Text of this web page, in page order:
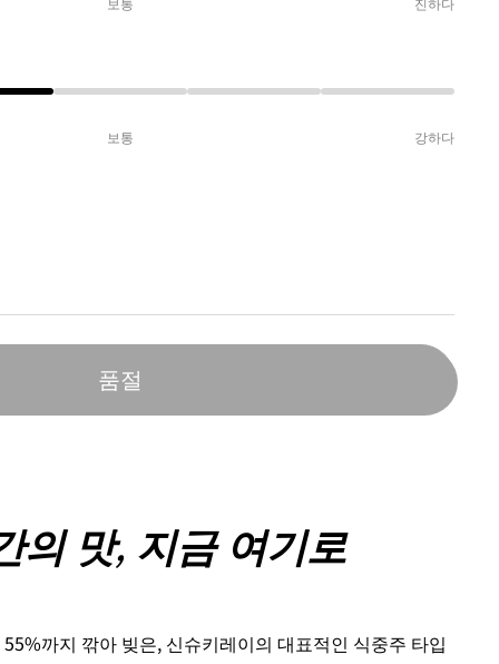
보통 강하다
품절
의 맛, 지금 여기로
55%까지 깎아 빚은, 신슈키레이의 대표적인 식중주 타입